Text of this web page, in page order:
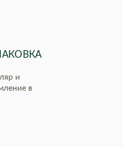
и
в